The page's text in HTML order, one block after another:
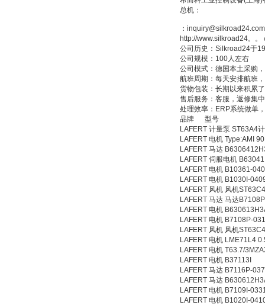
总机：
：inquiry@silkroad24.com
http://www.silkroad24。。
公司历史：Silkroad24于
公司规模：100人左右
公司模式：德国本土采购
航班周期：每天安排航班
货物包装：长期以来积累
售后服务：客服，返修集
处理效率：ERP系统做单
品牌 型号
LAFERT 计量泵 ST63A4
LAFERT 电机 Type:AMI
LAFERT 马达
LAFERT 伺服电机
LAFERT 电机 B10361-
LAFERT 电机 B1030I-
LAFERT 风机 风机ST63C4
LAFERT 马达 马达
LAFERT 电机
LAFERT 电机 B7108P-
LAFERT 风机 风机
LAFERT 电机 LME71L4
LAFERT 电机 T63.7/
LAFERT 电机 B37113I
LAFERT 马达 B7116P-
LAFERT 马达
LAFERT 电机 B7109I-
LAFERT 电机 B1020I-